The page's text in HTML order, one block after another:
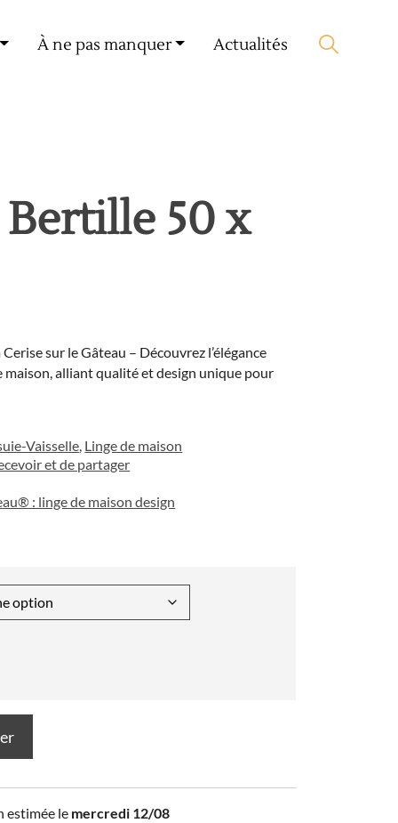
À ne pas manquer Actualités
50 x
sur le Gâteau – Découvrez l’élégance
alliant qualité et design unique pour
Vaisselle, Linge de maison
et de partager
: linge de maison design
estimée le mercredi 12/08